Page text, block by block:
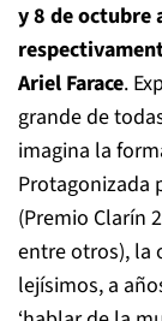
y 8 de octubre
Ariel Farace.
grande de
imagina la
Protagonizada
(Premio Clarín
entre otros), la
lejísimos, a